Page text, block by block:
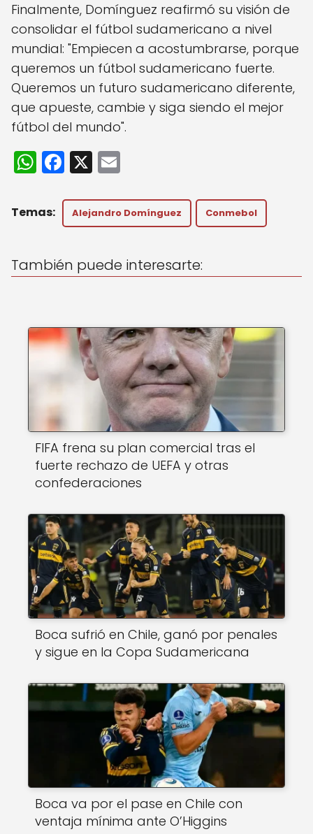
Finalmente, Domínguez reafirmó su visión de
consolidar el fútbol sudamericano a nivel
mundial: "Empiecen a acostumbrarse, porque
queremos un fútbol sudamericano fuerte.
Queremos un futuro sudamericano diferente,
que apueste, cambie y siga siendo el mejor
fútbol del mundo".
W
h
a
A
p
F
a
c
e
o
k
X
ai
l
Alejandro Domínguez Conmebol
También puede interesarte:
FIFA frena su plan comercial tras el
fuerte rechazo de UEFA y otras
confederaciones
Boca sufrió en Chile, ganó por penales
y sigue en la Copa Sudamericana
Boca va por el pase en Chile con
ventaja mínima ante O’Higgins